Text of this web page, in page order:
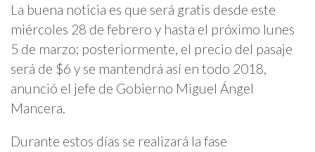
La buena noticia es que será gratis desde este
miércoles 28 de febrero y hasta el próximo lunes
5 de marzo; posteriormente, el precio del pasaje
será de $6 y se mantendrá así en todo 2018,
anunció el jefe de Gobierno Miguel Ángel
Mancera.
Durante estos días se realizará la fase